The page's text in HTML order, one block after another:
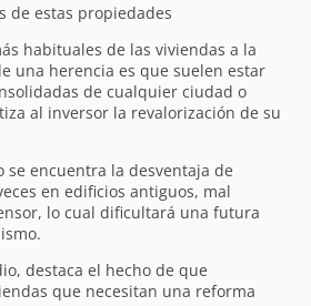
de estas propiedades
habituales de las viviendas a la
una herencia es que suelen estar
de cualquier ciudad o
al inversor la revalorización de su
se encuentra la desventaja de
en edificios antiguos, mal
lo cual dificultará una futura
destaca el hecho de que
que necesitan una reforma